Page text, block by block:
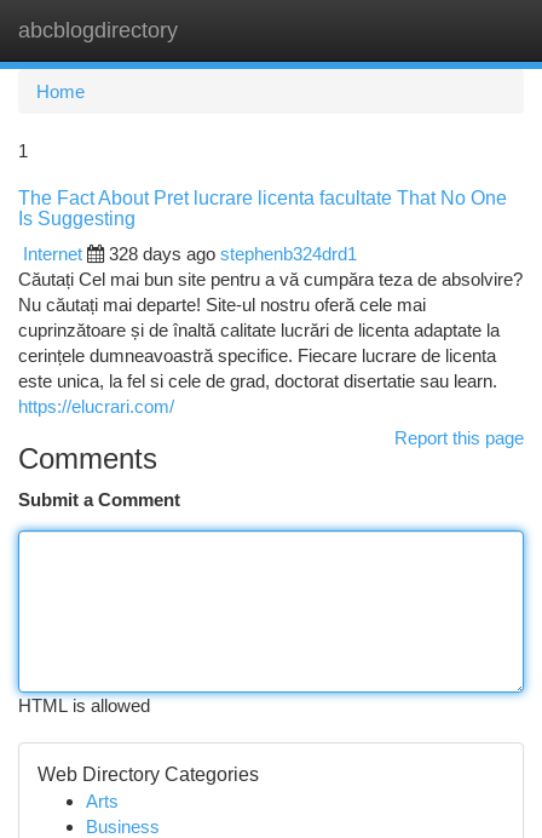
abcblogdirectory
Home
1
The Fact About Pret lucrare licenta facultate That No One
Is Suggesting
Internet
328 days ago stephenb324drd1
Căutați Cel mai bun site pentru a vă cumpăra teza de absolvire?
Nu căutați mai departe! Site-ul nostru oferă cele mai
cuprinzătoare și de înaltă calitate lucrări de licenta adaptate la
cerințele dumneavoastră specifice. Fiecare lucrare de licenta
este unica, la fel si cele de grad, doctorat disertatie sau learn.
https://elucrari.com/
Report this page
Comments
Submit a Comment
HTML is allowed
Web Directory Categories
Arts
Business